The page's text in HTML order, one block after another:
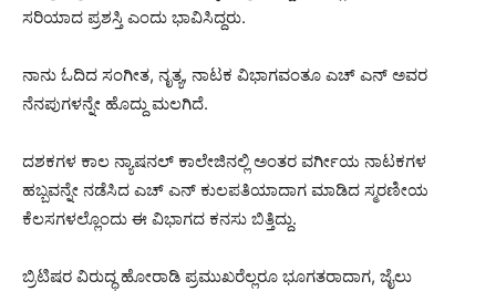
ಸರಿಯಾದ ಪ್ರಶಸ್ತಿ ಎಂದು ಭಾವಿಸಿದ್ದರು.
ನಾನು ಓದಿದ ಸಂಗೀತ, ನೃತ್ಯ, ನಾಟಕ ವಿಭಾಗವಂತೂ ಎಚ್ ಎನ್ ಅವರ
ನೆನಪುಗಳನ್ನೇ ಹೊದ್ದು ಮಲಗಿದೆ.
ದಶಕಗಳ ಕಾಲ ನ್ಯಾಷನಲ್ ಕಾಲೇಜಿನಲ್ಲಿ ಅಂತರ ವರ್ಗೀಯ ನಾಟಕಗಳ
ಹಬ್ಬವನ್ನೇ ನಡೆಸಿದ ಎಚ್ ಎನ್ ಕುಲಪತಿಯಾದಾಗ ಮಾಡಿದ ಸ್ಮರಣೀಯ
ಕೆಲಸಗಳಲ್ಲೊಂದು ಈ ವಿಭಾಗದ ಕನಸು ಬಿತ್ತಿದ್ದು.
ಬ್ರಿಟಿಷರ ವಿರುದ್ಧ ಹೋರಾಡಿ ಪ್ರಮುಖರೆಲ್ಲರೂ ಭೂಗತರಾದಾಗ, ಜೈಲು